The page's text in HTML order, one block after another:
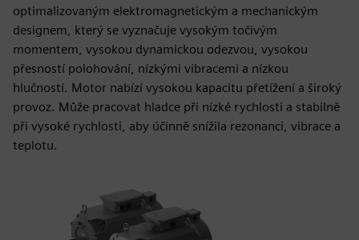
optimalizovaným elektromagnetickým a mechanickým
designem, který se vyznačuje vysokým točivým
momentem, vysokou dynamickou odezvou, vysokou
přesností polohování, nízkými vibracemi a nízkou
hlučností. Motor nabízí vysokou kapacitu přetížení a široký
provoz. Může pracovat hladce při nízké rychlosti a stabilně
při vysoké rychlosti, aby účinně snížila rezonanci, vibrace a
teplotu.